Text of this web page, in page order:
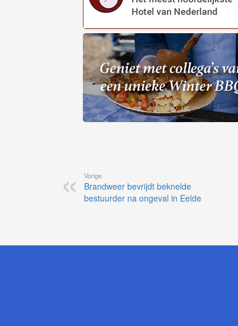
Vorige
Brandweer bevrijdt beknelde
bestuurder na ongeval in Eelde